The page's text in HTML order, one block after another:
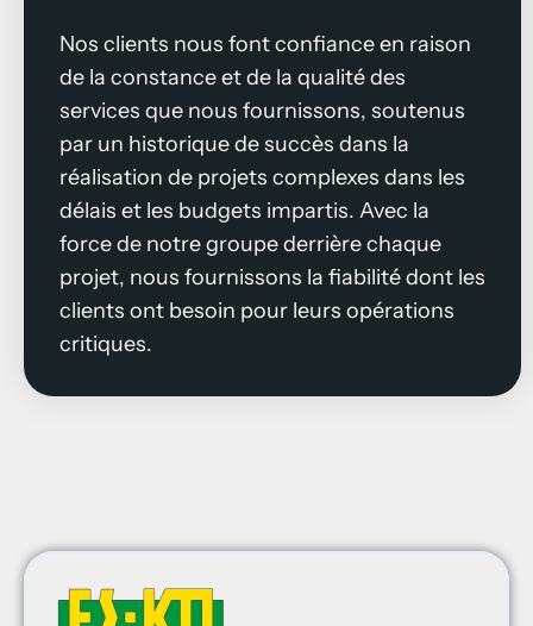
Nos clients nous font confiance en raison
de la constance et de la qualité des
services que nous fournissons, soutenus
par un historique de succès dans la
réalisation de projets complexes dans les
délais et les budgets impartis. Avec la
force de notre groupe derrière chaque
projet, nous fournissons la fiabilité dont les
clients ont besoin pour leurs opérations
critiques.